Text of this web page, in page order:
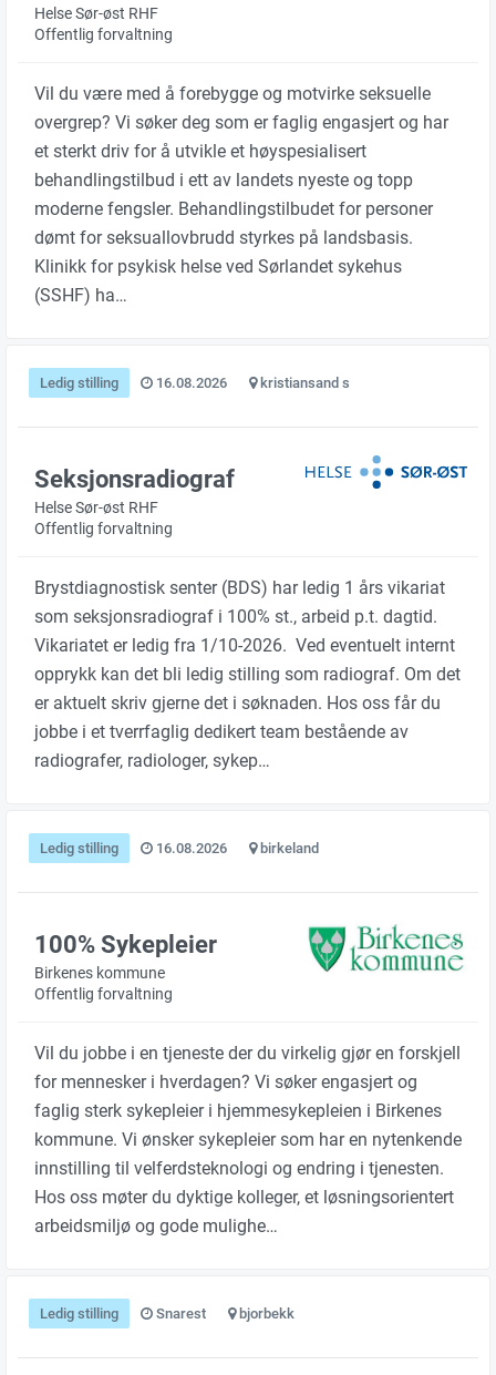
Helse Sør-øst RHF
Offentlig forvaltning
Vil du være med å forebygge og motvirke seksuelle
overgrep? Vi søker deg som er faglig engasjert og har
et sterkt driv for å utvikle et høyspesialisert
behandlingstilbud i ett av landets nyeste og topp
moderne fengsler. Behandlingstilbudet for personer
dømt for seksuallovbrudd styrkes på landsbasis.
Klinikk for psykisk helse ved Sørlandet sykehus
(SSHF) ha…
Ledig stilling 16.08.2026 kristiansand s
Seksjonsradiograf
Helse Sør-øst RHF
Offentlig forvaltning
Brystdiagnostisk senter (BDS) har ledig 1 års vikariat
som seksjonsradiograf i 100% st., arbeid p.t. dagtid.
Vikariatet er ledig fra 1/10-2026. Ved eventuelt internt
opprykk kan det bli ledig stilling som radiograf. Om det
er aktuelt skriv gjerne det i søknaden. Hos oss får du
jobbe i et tverrfaglig dedikert team bestående av
radiografer, radiologer, sykep…
Ledig stilling 16.08.2026 birkeland
100% Sykepleier
Birkenes kommune
Offentlig forvaltning
Vil du jobbe i en tjeneste der du virkelig gjør en forskjell
for mennesker i hverdagen? Vi søker engasjert og
faglig sterk sykepleier i hjemmesykepleien i Birkenes
kommune. Vi ønsker sykepleier som har en nytenkende
innstilling til velferdsteknologi og endring i tjenesten.
Hos oss møter du dyktige kolleger, et løsningsorientert
arbeidsmiljø og gode mulighe…
Ledig stilling Snarest bjorbekk